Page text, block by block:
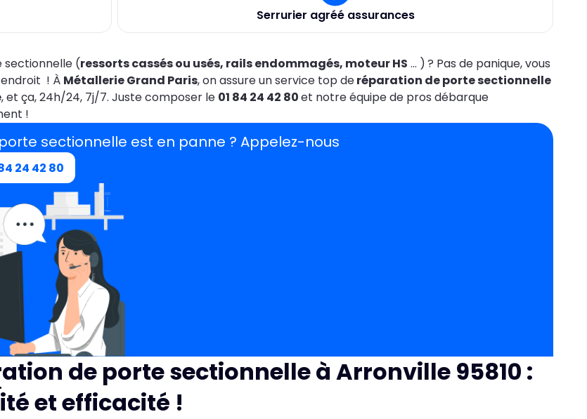
Serrurier agréé assurances
sectionnelle (ressorts cassés ou usés, rails endommagés, moteur HS ... )? Pas de panique, vous
! À Métallerie Grand Paris, on assure un service top deréparation de porte sectionnelle
, et ça, 24h/24, 7j/7. Juste composer le 01 84 24 42 80et notre équipe de pros débarque
!
sectionnelle est en panne ? Appelez-nous
24 42 80
de porte sectionnelle à Arronville 95810 :
et efficacité !